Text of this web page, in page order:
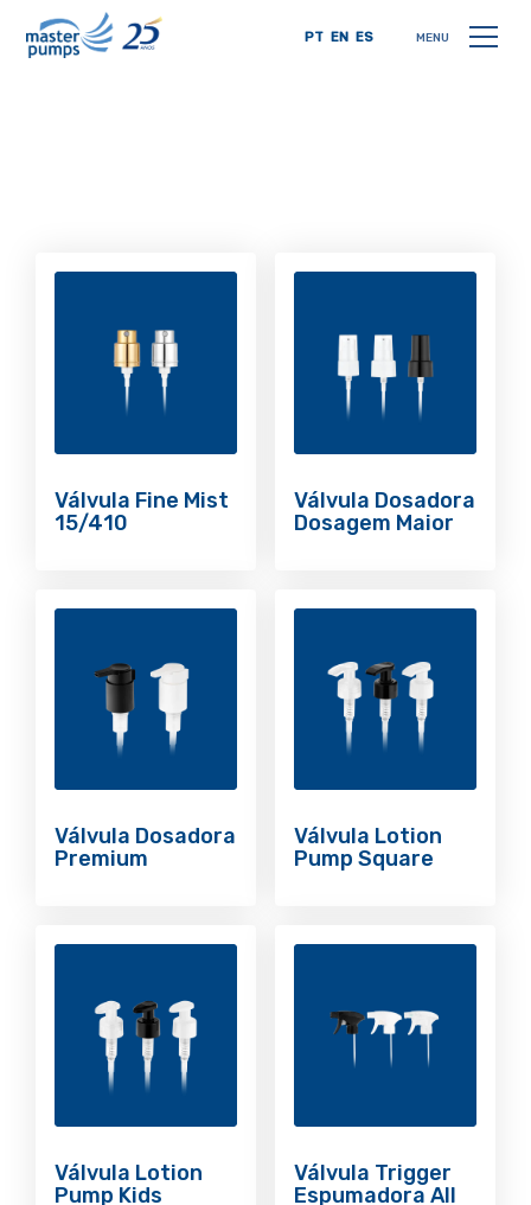
MENU
PT EN ES
Válvula Fine Mist
15/410
Válvula Dosadora
Dosagem Maior
Válvula Dosadora
Premium
Válvula Lotion
Pump Square
Válvula Lotion
Pump Kids
Válvula Trigger
Espumadora All